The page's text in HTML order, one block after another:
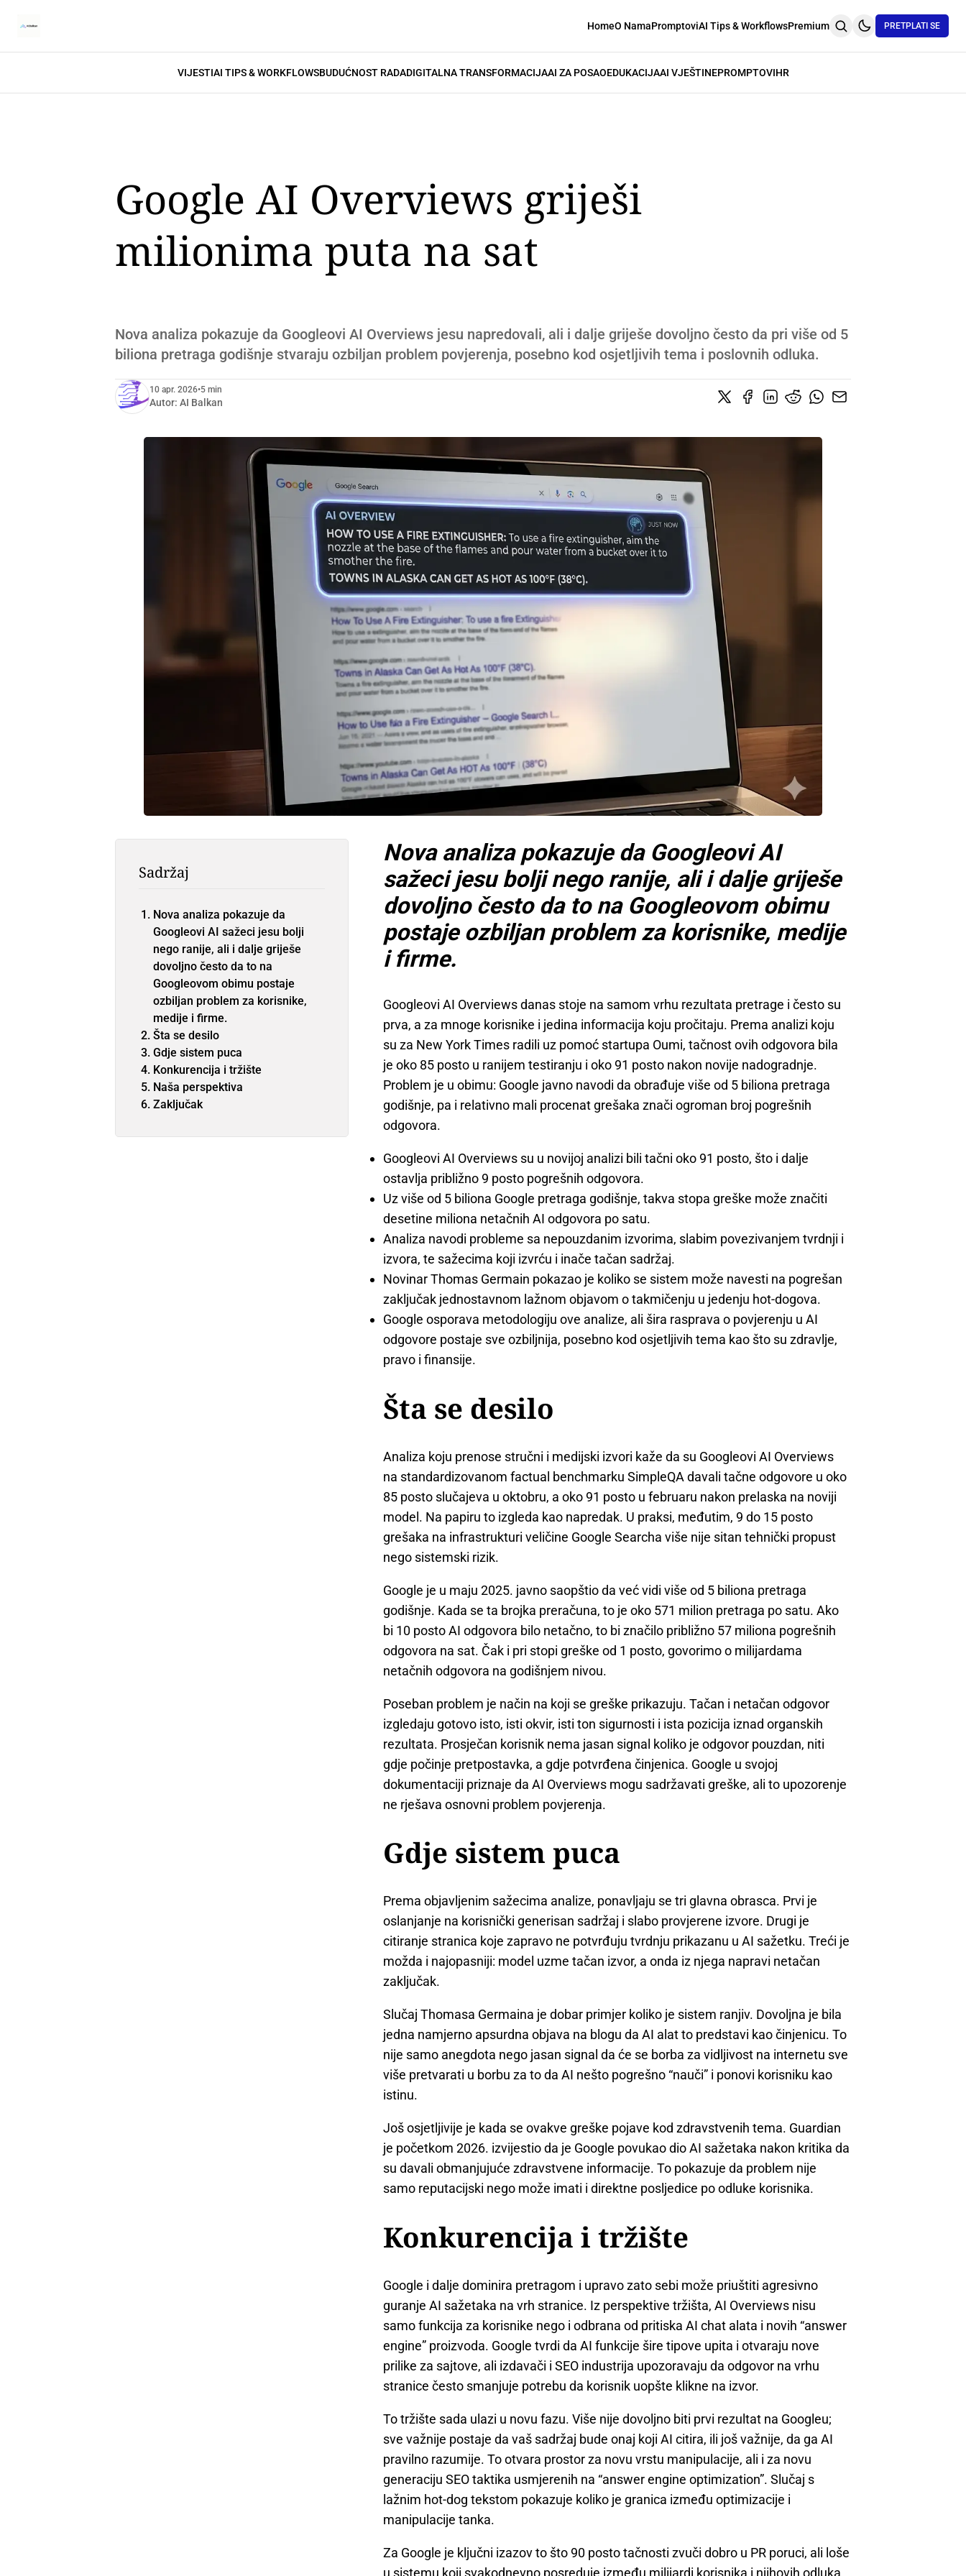
HomeO NamaPromptoviAI Tips & WorkflowsPremium PRETPLATI SE
VIJESTIAI TIPS & WORKFLOWSBUDUĆNOST RADADIGITALNA TRANSFORMACIJAAI ZA POSAOEDUKACIJAAI VJEŠTINEPROMPTOVIHR
Google AI Overviews griješi
milionima puta na sat
Nova analiza pokazuje da Googleovi AI Overviews jesu napredovali, ali i dalje griješe dovoljno često da pri više od 5
biliona pretraga godišnje stvaraju ozbiljan problem povjerenja, posebno kod osjetljivih tema i poslovnih odluka.
10 apr. 2026•5 min
Autor: AI Balkan
Sadržaj
Nova analiza pokazuje da
Googleovi AI sažeci jesu bolji
nego ranije, ali i dalje griješe
dovoljno često da to na
Googleovom obimu postaje
ozbiljan problem za korisnike,
medije i firme.
Šta se desilo
Gdje sistem puca
Konkurencija i tržište
Naša perspektiva
Zaključak
Nova analiza pokazuje da Googleovi AI
sažeci jesu bolji nego ranije, ali i dalje griješe
dovoljno često da to na Googleovom obimu
postaje ozbiljan problem za korisnike, medije
i firme.
Googleovi AI Overviews danas stoje na samom vrhu rezultata pretrage i često su
prva, a za mnoge korisnike i jedina informacija koju pročitaju. Prema analizi koju
su za New York Times radili uz pomoć startupa Oumi, tačnost ovih odgovora bila
je oko 85 posto u ranijem testiranju i oko 91 posto nakon novije nadogradnje.
Problem je u obimu: Google javno navodi da obrađuje više od 5 biliona pretraga
godišnje, pa i relativno mali procenat grešaka znači ogroman broj pogrešnih
odgovora.
Googleovi AI Overviews su u novijoj analizi bili tačni oko 91 posto, što i dalje
ostavlja približno 9 posto pogrešnih odgovora.
Uz više od 5 biliona Google pretraga godišnje, takva stopa greške može značiti
desetine miliona netačnih AI odgovora po satu.
Analiza navodi probleme sa nepouzdanim izvorima, slabim povezivanjem tvrdnji i
izvora, te sažecima koji izvrću i inače tačan sadržaj.
Novinar Thomas Germain pokazao je koliko se sistem može navesti na pogrešan
zaključak jednostavnom lažnom objavom o takmičenju u jedenju hot-dogova.
Google osporava metodologiju ove analize, ali šira rasprava o povjerenju u AI
odgovore postaje sve ozbiljnija, posebno kod osjetljivih tema kao što su zdravlje,
pravo i finansije.
Šta se desilo
Analiza koju prenose stručni i medijski izvori kaže da su Googleovi AI Overviews
na standardizovanom factual benchmarku SimpleQA davali tačne odgovore u oko
85 posto slučajeva u oktobru, a oko 91 posto u februaru nakon prelaska na noviji
model. Na papiru to izgleda kao napredak. U praksi, međutim, 9 do 15 posto
grešaka na infrastrukturi veličine Google Searcha više nije sitan tehnički propust
nego sistemski rizik.
Google je u maju 2025. javno saopštio da već vidi više od 5 biliona pretraga
godišnje. Kada se ta brojka preračuna, to je oko 571 milion pretraga po satu. Ako
bi 10 posto AI odgovora bilo netačno, to bi značilo približno 57 miliona pogrešnih
odgovora na sat. Čak i pri stopi greške od 1 posto, govorimo o milijardama
netačnih odgovora na godišnjem nivou.
Poseban problem je način na koji se greške prikazuju. Tačan i netačan odgovor
izgledaju gotovo isto, isti okvir, isti ton sigurnosti i ista pozicija iznad organskih
rezultata. Prosječan korisnik nema jasan signal koliko je odgovor pouzdan, niti
gdje počinje pretpostavka, a gdje potvrđena činjenica. Google u svojoj
dokumentaciji priznaje da AI Overviews mogu sadržavati greške, ali to upozorenje
ne rješava osnovni problem povjerenja.
Gdje sistem puca
Prema objavljenim sažecima analize, ponavljaju se tri glavna obrasca. Prvi je
oslanjanje na korisnički generisan sadržaj i slabo provjerene izvore. Drugi je
citiranje stranica koje zapravo ne potvrđuju tvrdnju prikazanu u AI sažetku. Treći je
možda i najopasniji: model uzme tačan izvor, a onda iz njega napravi netačan
zaključak.
Slučaj Thomasa Germaina je dobar primjer koliko je sistem ranjiv. Dovoljna je bila
jedna namjerno apsurdna objava na blogu da AI alat to predstavi kao činjenicu. To
nije samo anegdota nego jasan signal da će se borba za vidljivost na internetu sve
više pretvarati u borbu za to da AI nešto pogrešno “nauči” i ponovi korisniku kao
istinu.
Još osjetljivije je kada se ovakve greške pojave kod zdravstvenih tema. Guardian
je početkom 2026. izvijestio da je Google povukao dio AI sažetaka nakon kritika da
su davali obmanjujuće zdravstvene informacije. To pokazuje da problem nije
samo reputacijski nego može imati i direktne posljedice po odluke korisnika.
Konkurencija i tržište
Google i dalje dominira pretragom i upravo zato sebi može priuštiti agresivno
guranje AI sažetaka na vrh stranice. Iz perspektive tržišta, AI Overviews nisu
samo funkcija za korisnike nego i odbrana od pritiska AI chat alata i novih “answer
engine” proizvoda. Google tvrdi da AI funkcije šire tipove upita i otvaraju nove
prilike za sajtove, ali izdavači i SEO industrija upozoravaju da odgovor na vrhu
stranice često smanjuje potrebu da korisnik uopšte klikne na izvor.
To tržište sada ulazi u novu fazu. Više nije dovoljno biti prvi rezultat na Googleu;
sve važnije postaje da vaš sadržaj bude onaj koji AI citira, ili još važnije, da ga AI
pravilno razumije. To otvara prostor za novu vrstu manipulacije, ali i za novu
generaciju SEO taktika usmjerenih na “answer engine optimization”. Slučaj s
lažnim hot-dog tekstom pokazuje koliko je granica između optimizacije i
manipulacije tanka.
Za Google je ključni izazov to što 90 posto tačnosti zvuči dobro u PR poruci, ali loše
u sistemu koji svakodnevno posreduje između milijardi korisnika i njihovih odluka.